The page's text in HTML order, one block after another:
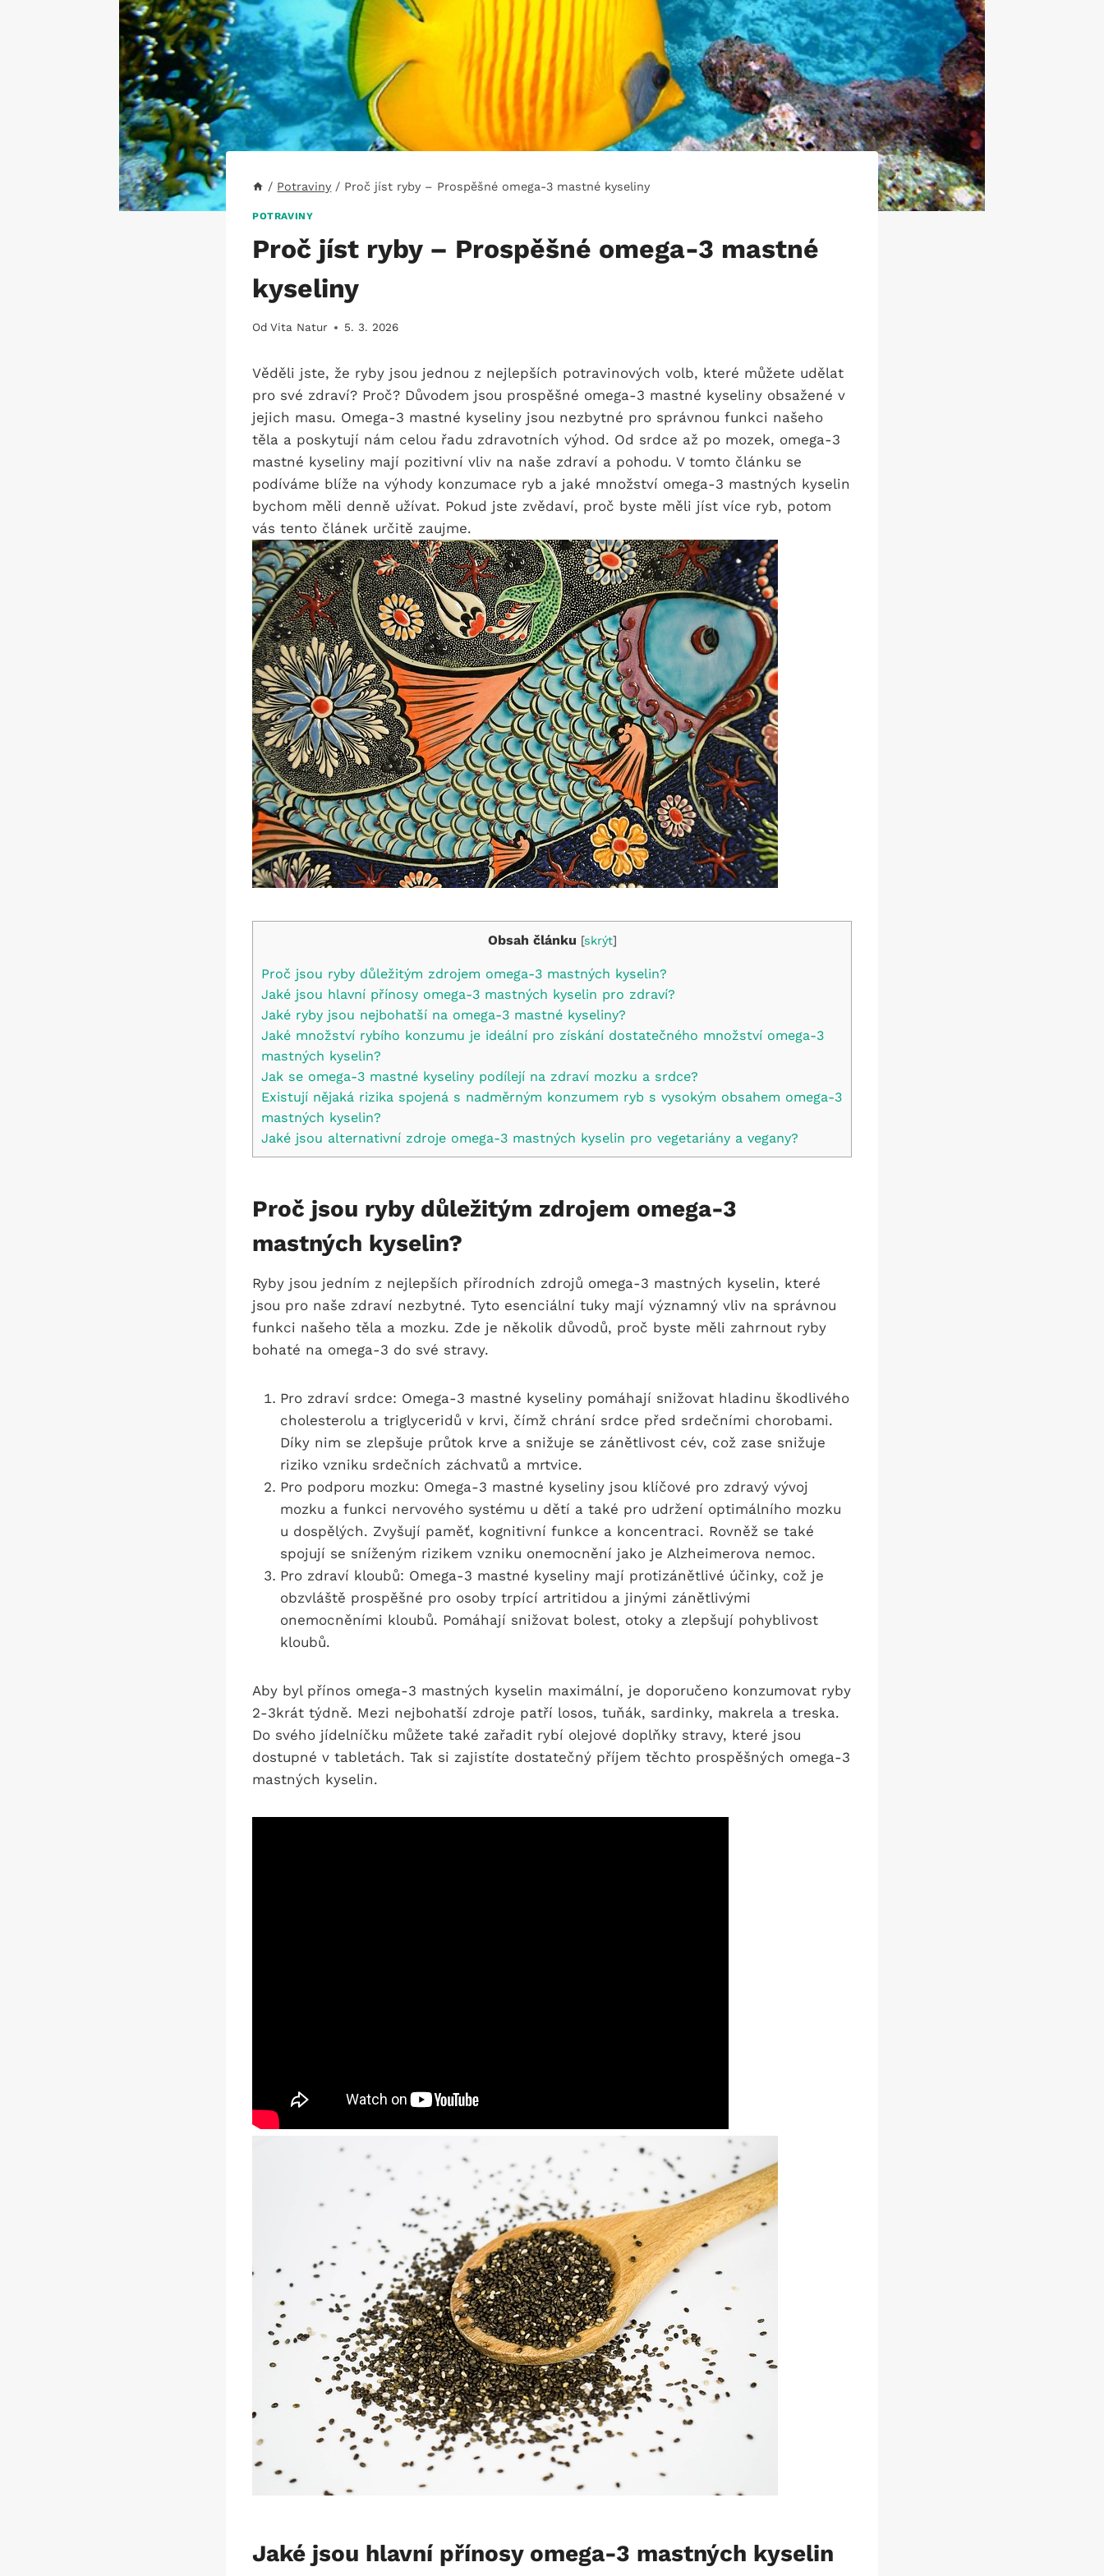
/ Potraviny / Proč jíst ryby – Prospěšné omega-3 mastné kyseliny
POTRAVINY
Proč jíst ryby – Prospěšné omega-3 mastné
kyseliny
Od Vita Natur 5. 3. 2026
Věděli jste, že ryby jsou jednou z nejlepších potravinových volb, které můžete udělat
pro své zdraví? Proč? Důvodem jsou prospěšné omega-3 mastné kyseliny obsažené v
jejich masu. Omega-3 mastné kyseliny jsou nezbytné pro správnou funkci našeho
těla a poskytují nám celou řadu zdravotních výhod. Od srdce až po mozek, omega-3
mastné kyseliny mají pozitivní vliv na naše zdraví a pohodu. V tomto článku se
podíváme blíže na výhody konzumace ryb a jaké množství omega-3 mastných kyselin
bychom měli denně užívat. Pokud jste zvědaví, proč byste měli jíst více ryb, potom
vás tento článek určitě zaujme.
Obsah článku [skrýt]
Proč jsou ryby důležitým zdrojem omega-3 mastných kyselin?
Jaké jsou hlavní přínosy omega-3 mastných kyselin pro zdraví?
Jaké ryby jsou nejbohatší na omega-3 mastné kyseliny?
Jaké množství rybího konzumu je ideální pro získání dostatečného množství omega-3
mastných kyselin?
Jak se omega-3 mastné kyseliny podílejí na zdraví mozku a srdce?
Existují nějaká rizika spojená s nadměrným konzumem ryb s vysokým obsahem omega-3
mastných kyselin?
Jaké jsou alternativní zdroje omega-3 mastných kyselin pro vegetariány a vegany?
Proč jsou ryby důležitým zdrojem omega-3
mastných kyselin?
Ryby jsou jedním z nejlepších přírodních zdrojů omega-3 mastných kyselin, které
jsou pro naše zdraví nezbytné. Tyto esenciální tuky mají významný vliv na správnou
funkci našeho těla a mozku. Zde je několik důvodů, proč byste měli zahrnout ryby
bohaté na omega-3 do své stravy.
Pro zdraví srdce: Omega-3 mastné kyseliny pomáhají snižovat hladinu škodlivého
cholesterolu a triglyceridů v krvi, čímž chrání srdce před srdečními chorobami.
Díky nim se zlepšuje průtok krve a snižuje se zánětlivost cév, což zase snižuje
riziko vzniku srdečních záchvatů a mrtvice.
Pro podporu mozku: Omega-3 mastné kyseliny jsou klíčové pro zdravý vývoj
mozku a funkci nervového systému u dětí a také pro udržení optimálního mozku
u dospělých. Zvyšují paměť, kognitivní funkce a koncentraci. Rovněž se také
spojují se sníženým rizikem vzniku onemocnění jako je Alzheimerova nemoc.
Pro zdraví kloubů: Omega-3 mastné kyseliny mají protizánětlivé účinky, což je
obzvláště prospěšné pro osoby trpící artritidou a jinými zánětlivými
onemocněními kloubů. Pomáhají snižovat bolest, otoky a zlepšují pohyblivost
kloubů.
Aby byl přínos omega-3 mastných kyselin maximální, je doporučeno konzumovat ryby
2-3krát týdně. Mezi nejbohatší zdroje patří losos, tuňák, sardinky, makrela a treska.
Do svého jídelníčku můžete také zařadit rybí olejové doplňky stravy, které jsou
dostupné v tabletách. Tak si zajistíte dostatečný příjem těchto prospěšných omega-3
mastných kyselin.
Jaké jsou hlavní přínosy omega-3 mastných kyselin